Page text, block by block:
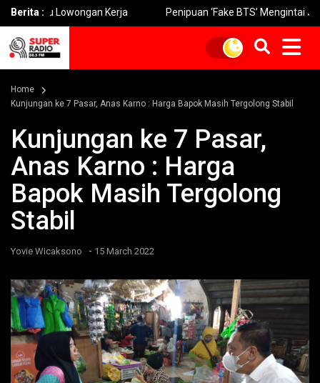
Berita :
Lowongan Kerja Penipuan ‘Fake BTS’ Mengintai Jatim
Home
Kunjungan ke 7 Pasar, Anas Karno : Harga Bapok Masih Tergolong Stabil
Kunjungan ke 7 Pasar,
Anas Karno : Harga
Bapok Masih Tergolong
Stabil
Yovie Wicaksono - 15 March 2022